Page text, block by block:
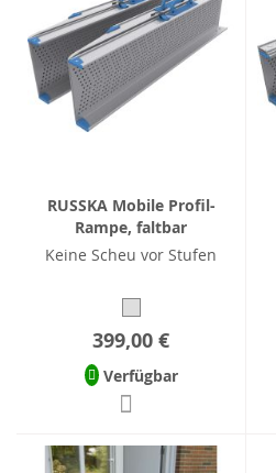
RUSSKA Mobile Profil-
Rampe, faltbar
Keine Scheu vor Stufen
399,00 €
Verfügbar